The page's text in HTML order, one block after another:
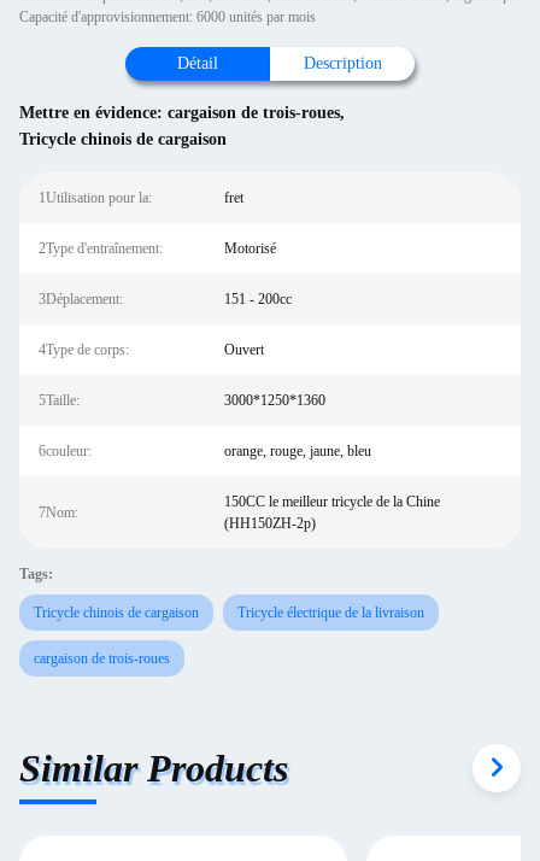
Capacité d'approvisionnement: 6000 unités par mois
Détail Description
Mettre en évidence: cargaison de trois-roues,
Tricycle chinois de cargaison
1Utilisation pour la: fret
2Type d'entraînement: Motorisé
3Déplacement: 151 - 200cc
4Type de corps: Ouvert
5Taille: 3000*1250*1360
6couleur: orange, rouge, jaune, bleu
7Nom:
150CC le meilleur tricycle de la Chine
(HH150ZH-2p)
Tags:
Tricycle chinois de cargaison Tricycle électrique de la livraison
cargaison de trois-roues
Similar Products